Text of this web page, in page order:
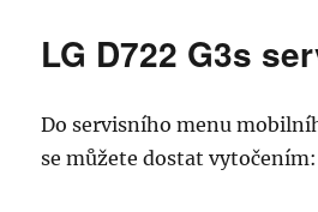
LG D722 G3s
Do servisního menu
se můžete dostat vytočením: